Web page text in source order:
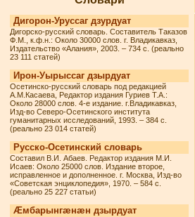
Дигорон-Уруссаг дзурдуат
Дигорско-русский словарь. Составитель Таказов
Ф.М., к.ф.н.: Около 30000 слов. г. Владикавказ,
Издательство «Алания», 2003. – 734 с. (реально
23 111 статей)
Ирон-Уырыссаг дзырдуат
Осетинско-русский словарь под редакцией
А.М.Касаева, Редактор издания Гуриев Т.А.:
Около 28000 слов. 4-е издание. г.Владикавказ,
Изд-во Северо-Осетинского института
гуманитарных исследований, 1993. – 384 с.
(реально 23 014 статей)
Русско-Осетинский словарь
Составил В.И. Абаев. Редактор издания М.И.
Исаев: Около 25000 слов. Издание второе,
исправленное и дополненное. г. Москва, Изд-во
«Советская энциклопедия», 1970. – 584 с.
(реально 25 227 статьи)
Æмбарынгæнæн дзырдуат